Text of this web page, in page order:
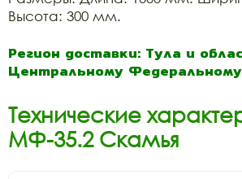
Высота: 300 мм.
Регион доставки: Тула и
Центральному Федеральному
Технические
МФ-35.2 Скамья